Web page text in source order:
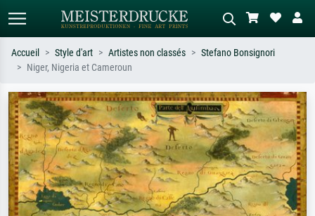
Recherchez par artiste, titre ou style –
ex. Monet, Nuit étoilée,
impressionnisme, vague de Hokusai,
nu.
Décrivez la scène – ex. prairie verte,
abstrait avec beaucoup de rouge,
tableau sombre, nu debout près d'un
arbre.
Accueil Style d'art Artistes non classés
Stefano Bonsignori
Niger, Nigeria et Cameroun